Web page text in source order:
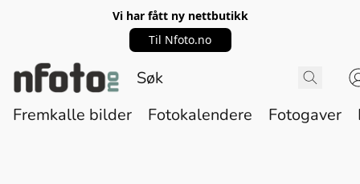
Vi har fått ny nettbutikk
Til Nfoto.no
Fremkalle bilder Fotokalendere Fotogaver